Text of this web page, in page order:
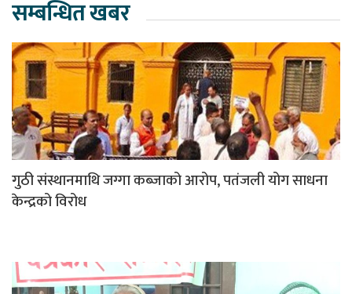
सम्बन्धित खबर
गुठी संस्थानमाथि जग्गा कब्जाको आरोप, पतंजली योग साधना
केन्द्रको विरोध